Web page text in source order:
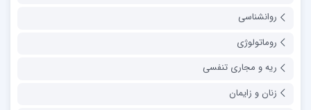
روانشناسی
روماتولوژی
ریه و مجاری تنفسی
زنان و زایمان